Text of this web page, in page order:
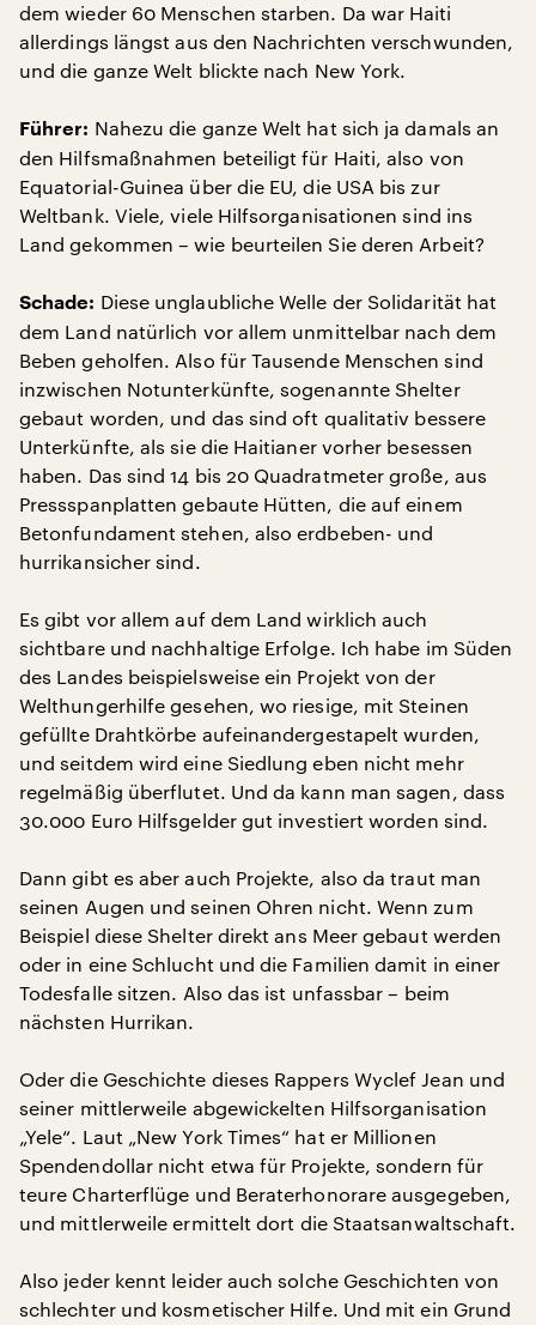
dem wieder 60 Menschen starben. Da war Haiti
allerdings längst aus den Nachrichten verschwunden,
und die ganze Welt blickte nach New York.
Führer: Nahezu die ganze Welt hat sich ja damals an
den Hilfsmaßnahmen beteiligt für Haiti, also von
Equatorial-Guinea über die EU, die USA bis zur
Weltbank. Viele, viele Hilfsorganisationen sind ins
Land gekommen – wie beurteilen Sie deren Arbeit?
Schade: Diese unglaubliche Welle der Solidarität hat
dem Land natürlich vor allem unmittelbar nach dem
Beben geholfen. Also für Tausende Menschen sind
inzwischen Notunterkünfte, sogenannte Shelter
gebaut worden, und das sind oft qualitativ bessere
Unterkünfte, als sie die Haitianer vorher besessen
haben. Das sind 14 bis 20 Quadratmeter große, aus
Pressspanplatten gebaute Hütten, die auf einem
Betonfundament stehen, also erdbeben- und
hurrikansicher sind.
Es gibt vor allem auf dem Land wirklich auch
sichtbare und nachhaltige Erfolge. Ich habe im Süden
des Landes beispielsweise ein Projekt von der
Welthungerhilfe gesehen, wo riesige, mit Steinen
gefüllte Drahtkörbe aufeinandergestapelt wurden,
und seitdem wird eine Siedlung eben nicht mehr
regelmäßig überflutet. Und da kann man sagen, dass
30.000 Euro Hilfsgelder gut investiert worden sind.
Dann gibt es aber auch Projekte, also da traut man
seinen Augen und seinen Ohren nicht. Wenn zum
Beispiel diese Shelter direkt ans Meer gebaut werden
oder in eine Schlucht und die Familien damit in einer
Todesfalle sitzen. Also das ist unfassbar – beim
nächsten Hurrikan.
Oder die Geschichte dieses Rappers Wyclef Jean und
seiner mittlerweile abgewickelten Hilfsorganisation
„Yele“. Laut „New York Times“ hat er Millionen
Spendendollar nicht etwa für Projekte, sondern für
teure Charterflüge und Beraterhonorare ausgegeben,
und mittlerweile ermittelt dort die Staatsanwaltschaft.
Also jeder kennt leider auch solche Geschichten von
schlechter und kosmetischer Hilfe. Und mit ein Grund